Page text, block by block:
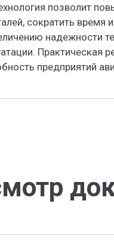
позволит
сократить время
надежности
Практическая
предприятий